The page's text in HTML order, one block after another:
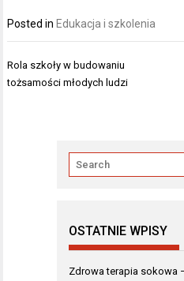
Posted in Edukacja i szkolenia
Nawigacja
wpisu
Rola szkoły w budowaniu
tożsamości młodych ludzi
OSTATNIE WPISY
Zdrowa terapia sokowa